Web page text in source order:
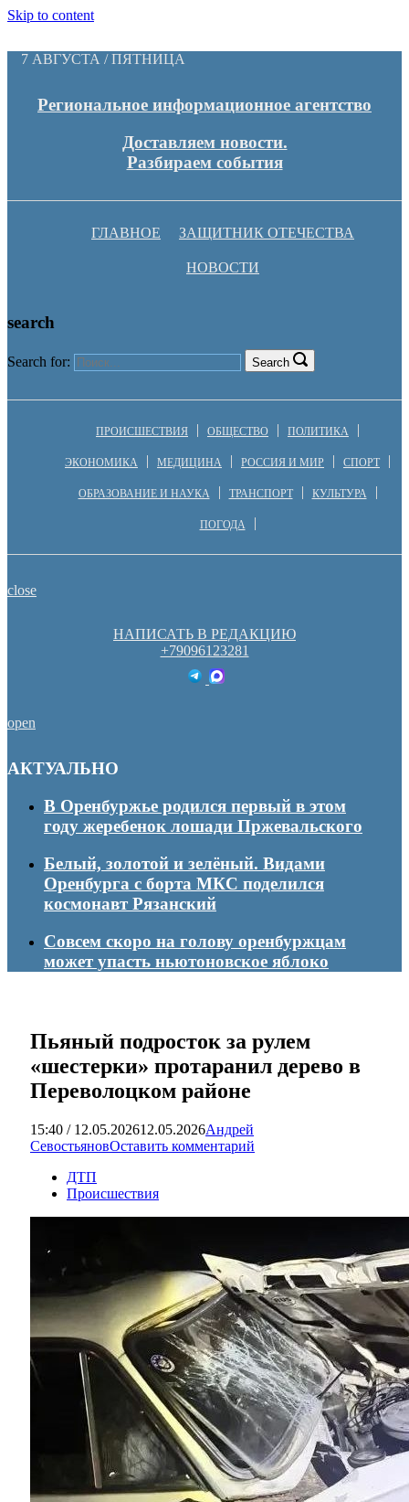
Skip to content
7 АВГУСТА / ПЯТНИЦА
Региональное информационное агентство
Доставляем новости.
Разбираем события
ГЛАВНОЕ ЗАЩИТНИК ОТЕЧЕСТВА
НОВОСТИ
search
Search for: Search
ПРОИСШЕСТВИЯ ОБЩЕСТВО ПОЛИТИКА
ЭКОНОМИКА МЕДИЦИНА РОССИЯ И МИР СПОРТ
ОБРАЗОВАНИЕ И НАУКА ТРАНСПОРТ КУЛЬТУРА
ПОГОДА
close
НАПИСАТЬ В РЕДАКЦИЮ
+79096123281
open
АКТУАЛЬНО
В Оренбуржье родился первый в этом
году жеребенок лошади Пржевальского
Белый, золотой и зелёный. Видами
Оренбурга с борта МКС поделился
космонавт Рязанский
Совсем скоро на голову оренбуржцам
может упасть ньютоновское яблоко
Пьяный подросток за рулем
«шестерки» протаранил дерево в
Переволоцком районе
15:40 / 12.05.202612.05.2026Андрей
СевостьяновОставить комментарий
ДТП
Происшествия